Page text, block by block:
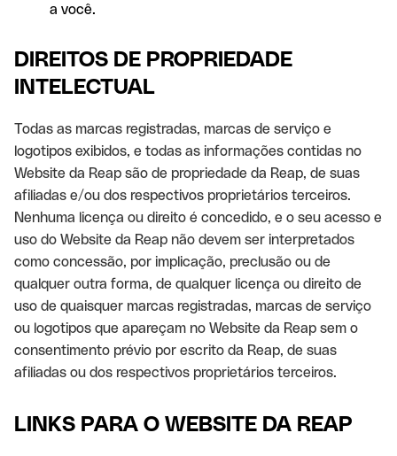
a você.
DIREITOS DE PROPRIEDADE
INTELECTUAL
Todas as marcas registradas, marcas de serviço e
logotipos exibidos, e todas as informações contidas no
Website da Reap são de propriedade da Reap, de suas
afiliadas e/ou dos respectivos proprietários terceiros.
Nenhuma licença ou direito é concedido, e o seu acesso e
uso do Website da Reap não devem ser interpretados
como concessão, por implicação, preclusão ou de
qualquer outra forma, de qualquer licença ou direito de
uso de quaisquer marcas registradas, marcas de serviço
ou logotipos que apareçam no Website da Reap sem o
consentimento prévio por escrito da Reap, de suas
afiliadas ou dos respectivos proprietários terceiros.
LINKS PARA O WEBSITE DA REAP